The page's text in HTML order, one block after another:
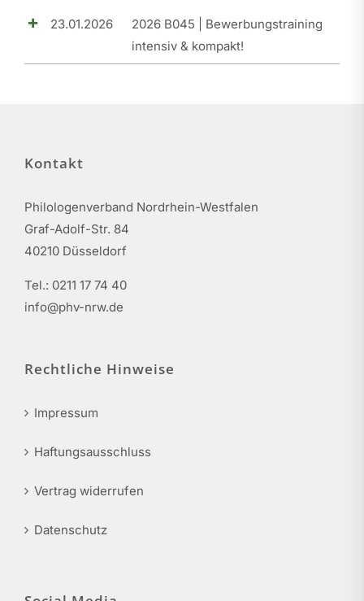
23.01.2026
2026 B045 | Bewerbungstraining
intensiv & kompakt!
Kontakt
Philologenverband Nordrhein-Westfalen
Graf-Adolf-Str. 84
40210 Düsseldorf
Tel.: 0211 17 74 40
info@phv-nrw.de
Rechtliche Hinweise
Impressum
Haftungsausschluss
Vertrag widerrufen
Datenschutz